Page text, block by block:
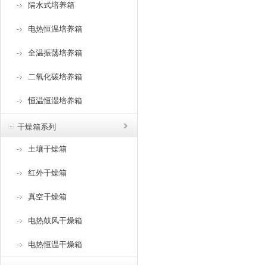
隔水式培养箱
电热恒温培养箱
全温振荡培养箱
二氧化碳培养箱
恒温恒湿培养箱
干燥箱系列
土壤干燥箱
红外干燥箱
真空干燥箱
电热鼓风干燥箱
电热恒温干燥箱